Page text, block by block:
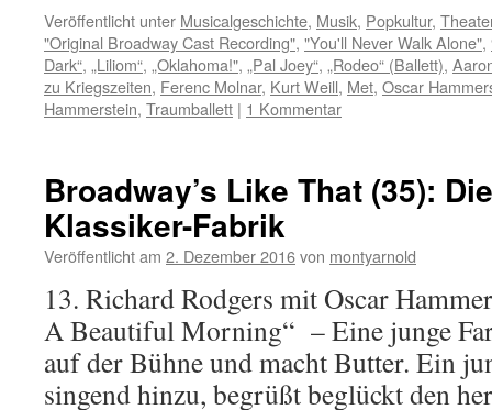
Veröffentlicht unter Musicalgeschichte, Musik, Popkultur,
"Original Broadway Cast Recording", "You'll Never Walk Alone",
Dark“, „Liliom“, „Oklahoma!", „Pal Joey“, „Rodeo“ (Ballett),
zu Kriegszeiten, Ferenc Molnar, Kurt Weill, Met, Oscar
Hammerstein, Traumballett | 1 Kommentar
Broadway’s Like That (35):
Klassiker-Fabrik
Veröffentlicht am 2. Dezember 2016von montyarnold
13. Richard Rodgers mit Oscar
A Beautiful Morning“ – Eine junge
auf der Bühne und macht Butter. Ein
singend hinzu, begrüßt beglückt den